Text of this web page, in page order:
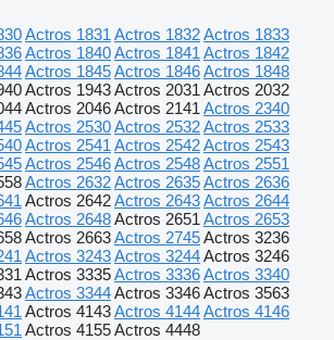
Actros 1831 Actros 1832Actros 1833
Actros 1840Actros 1841 Actros 1842
Actros 1845Actros 1846Actros 1848
Actros 1943Actros 2031 Actros 2032
Actros 2046Actros 2141 Actros 2340
Actros 2530Actros 2532Actros 2533
Actros 2541 Actros 2542Actros 2543
Actros 2546Actros 2548Actros 2551
Actros 2632Actros 2635Actros 2636
Actros 2642Actros 2643Actros 2644
Actros 2648Actros 2651 Actros 2653
Actros 2663Actros 2745Actros 3236
Actros 3243Actros 3244Actros 3246
Actros 3335Actros 3336Actros 3340
Actros 3344Actros 3346Actros 3563
Actros 4143Actros 4144Actros 4146
Actros 4155Actros 4448